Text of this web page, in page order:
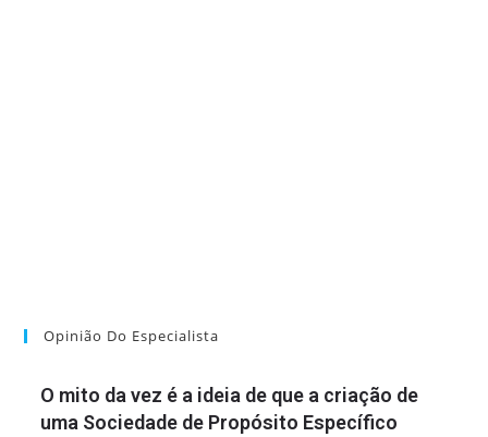
Opinião Do Especialista
O mito da vez é a ideia de que a criação de
uma Sociedade de Propósito Específico